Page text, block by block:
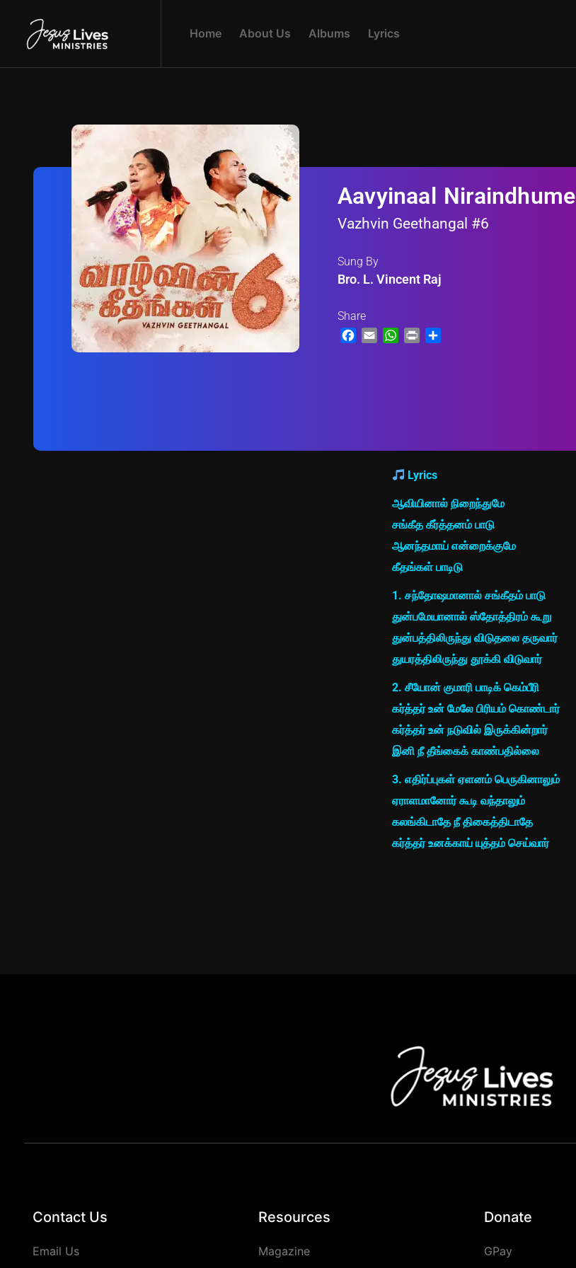
HOME ABOUT US ALBUMS LYRICS
Aavyinaal Niraindhume
Vazhvin Geethangal #6
Sung By
Bro. L. Vincent Raj
Share
Facebook
Email WhatsApp
Print
Lyrics
ஆவியினால் நிறைந்துமே
சங்கீத கீர்த்தனம் பாடு
ஆனந்தமாய் என்றைக்குமே
கீதங்கள் பாடிடு
1. சந்தோஷமானால் சங்கீதம் பாடு
துன்பமேயானால் ஸ்தோத்திரம் கூறு
துன்பத்திலிருந்து விடுதலை தருவார்
துயரத்திலிருந்து தூக்கி விடுவார்
2. சீயோன் குமாரி பாடிக் கெம்பீரி
கர்த்தர் உன் மேலே பிரியம் கொண்டார்
கர்த்தர் உன் நடுவில் இருக்கின்றார்
இனி நீ தீங்கைக் காண்பதில்லை
3. எதிர்ப்புகள் ஏளனம் பெருகினாலும்
ஏராளமானோர் கூடி வந்தாலும்
கலங்கிடாதே நீ திகைத்திடாதே
கர்த்தர் உனக்காய் யுத்தம் செய்வார்
Contact Us
Email Us
Resources
Magazine
Donate
GPay